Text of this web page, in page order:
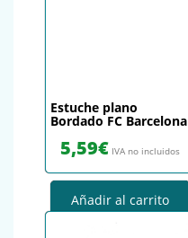
Estuche plano
Bordado FC Barcelona
5,59€ IVA no incluidos
Añadir al carrito